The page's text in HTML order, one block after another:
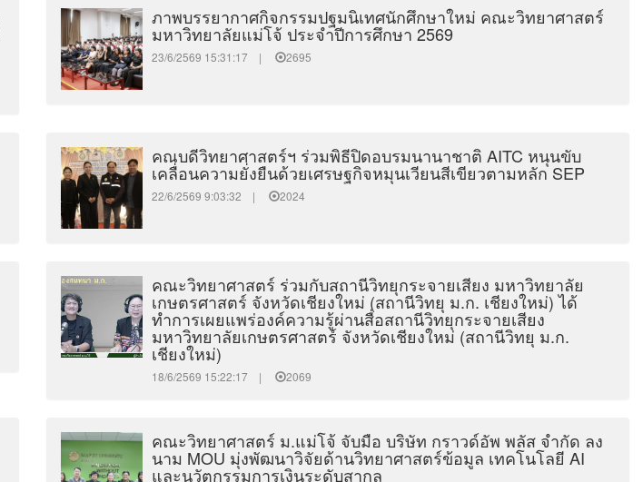
ภาพบรรยากาศกิจกรรมปฐมนิเทศนักศึกษาใหม่ คณะวิทยาศาสตร์
มหาวิทยาลัยแม่โจ้ ประจำปีการศึกษา 2569
23/6/2569 15:31:17 | 2695
คณบดีวิทยาศาสตร์ฯ ร่วมพิธีปิดอบรมนานาชาติ AITC หนุนขับ
เคลื่อนความยั่งยืนด้วยเศรษฐกิจหมุนเวียนสีเขียวตามหลัก SEP
22/6/2569 9:03:32 | 2024
คณะวิทยาศาสตร์ ร่วมกับสถานีวิทยุกระจายเสียง มหาวิทยาลัย
เกษตรศาสตร์ จังหวัดเชียงใหม่ (สถานีวิทยุ ม.ก. เชียงใหม่) ได้
ทำการเผยแพร่องค์ความรู้ผ่านสื่อสถานีวิทยุกระจายเสียง
มหาวิทยาลัยเกษตรศาสตร์ จังหวัดเชียงใหม่ (สถานีวิทยุ ม.ก.
เชียงใหม่)
18/6/2569 15:22:17 | 2069
คณะวิทยาศาสตร์ ม.แม่โจ้ จับมือ บริษัท กราวด์อัพ พลัส จำกัด ลง
นาม MOU มุ่งพัฒนาวิจัยด้านวิทยาศาสตร์ข้อมูล เทคโนโลยี AI
และนวัตกรรมการเงินระดับสากล